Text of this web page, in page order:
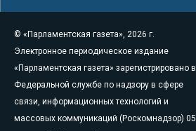
© «Парламентская газета», 2026 г.
Электронное периодическое издание
«Парламентская газета» зарегистрировано в
Федеральной службе по надзору в сфере
связи, информационных технологий и
массовых коммуникаций (Роскомнадзор) 05